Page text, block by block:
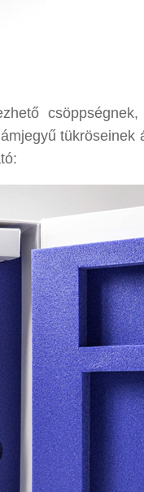
csöppségnek,
tükröseinek